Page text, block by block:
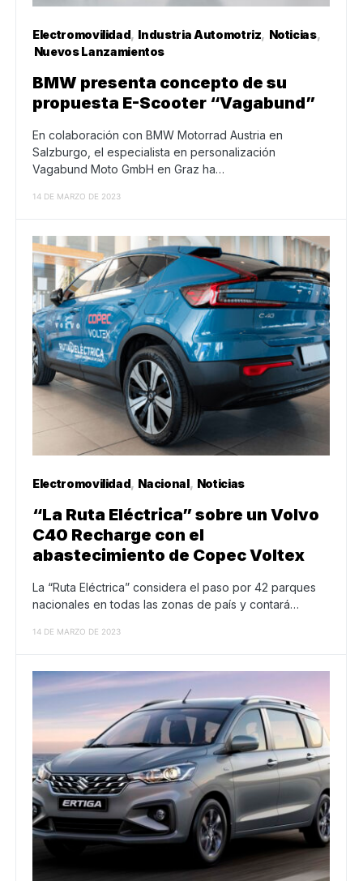
Electromovilidad Industria Automotriz
Noticias
Nuevos Lanzamientos
BMW presenta concepto de su
propuesta E-Scooter “Vagabund”
En colaboración con BMW Motorrad Austria en
Salzburgo, el especialista en personalización
Vagabund Moto GmbH en Graz ha…
14 DE MARZO DE 2023
Electromovilidad Nacional Noticias
“La Ruta Eléctrica” sobre un Volvo
C40 Recharge con el
abastecimiento de Copec Voltex
La “Ruta Eléctrica” considera el paso por 42 parques
nacionales en todas las zonas de país y contará…
14 DE MARZO DE 2023